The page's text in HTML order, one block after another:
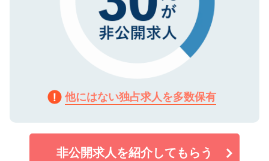
他にはない独占求人を多数保有
非公開求人を紹介してもらう